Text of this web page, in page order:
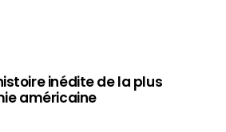
inédite de la plus
américaine